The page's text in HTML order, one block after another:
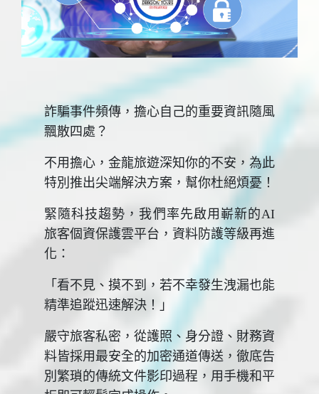
詐騙事件頻傳，擔心自己的重要資訊隨風
飄散四處？
不用擔心，金龍旅遊深知你的不安，為此
特別推出尖端解決方案，幫你杜絕煩憂！
緊隨科技趨勢，我們率先啟用嶄新的AI
旅客個資保護雲平台，資料防護等級再進
化：
「看不見、摸不到，若不幸發生洩漏也能
精準追蹤迅速解決！」
嚴守旅客私密，從護照、身分證、財務資
料皆採用最安全的加密通道傳送，徹底告
別繁瑣的傳統文件影印過程，用手機和平